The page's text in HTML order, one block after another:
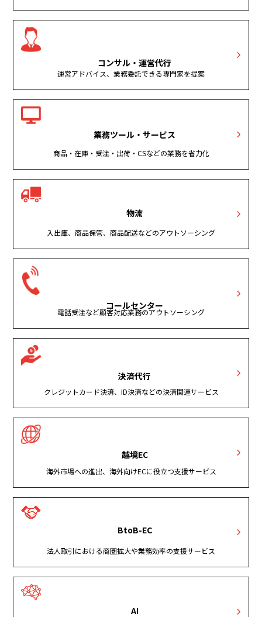
コンサル・運営代行
運営アドバイス、業務委託できる専門家を提案
業務ツール・サービス
商品・在庫・受注・出荷・CSなどの業務を省力化
物流
入出庫、商品保管、商品配送などのアウトソーシング
コールセンター
電話受注など顧客対応業務のアウトソーシング
決済代行
クレジットカード決済、ID決済などの決済関連サービス
越境EC
海外市場への進出、海外向けECに役立つ支援サービス
BtoB-EC
法人取引における商圏拡大や業務効率の支援サービス
AI